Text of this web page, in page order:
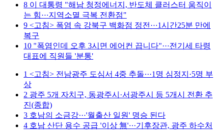
8 이 대통령 "해남 청정에너지, 반도체 클러스터 움직이
는 힘···지역소멸 극복 전환점"
9 <고침> 폭염 속 강북구 백화점 정전···1시간25분 만에
복구
10 "폭염인데 오후 3시면 에어컨 끕니다"···전기세 타령
대표에 직원들 '분통'
1 <고침> 전남광주 도심서 4중 추돌···1명 심정지·5명 부
상
2 광주 5개 자치구, 동광주시·서광주시 등 5개시 전환 추
진(종합)
3 호남의 소금강···'월출산 일원' 명승 된다
4 호남 산단 용수 공급 '이상 無'···기후장관, 광주 하수처